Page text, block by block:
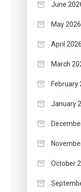
June
May 2026
April 2026
March
February
January
October